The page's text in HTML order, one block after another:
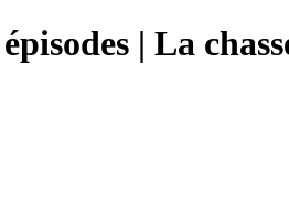
| La